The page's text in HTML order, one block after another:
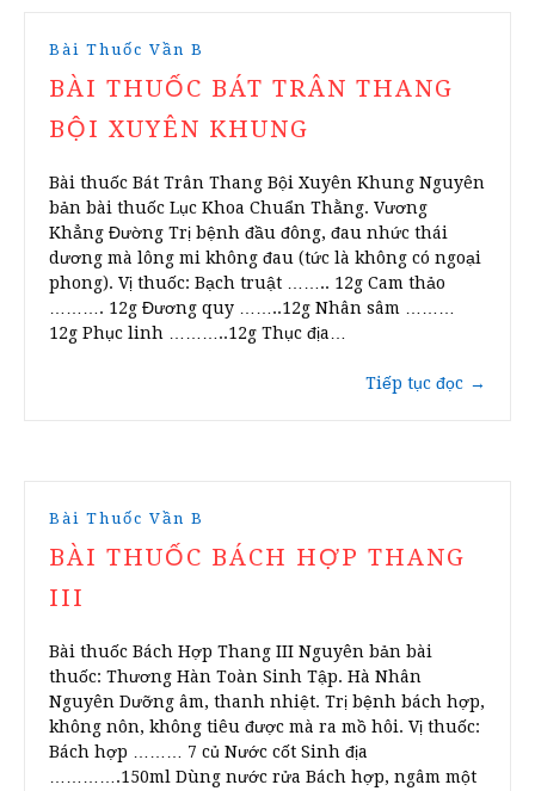
Bài Thuốc Vần B
BÀI THUỐC BÁT TRÂN THANG
BỘI XUYÊN KHUNG
Bài thuốc Bát Trân Thang Bội Xuyên Khung Nguyên
bản bài thuốc Lục Khoa Chuẩn Thằng. Vương
Khẳng Đường Trị bệnh đầu đông, đau nhức thái
dương mà lông mi không đau (tức là không có ngoại
phong). Vị thuốc: Bạch truật …….. 12g Cam thảo
………. 12g Đương quy ……..12g Nhân sâm ………
12g Phục linh ………..12g Thục địa…
Tiếp tục đọc →
Bài Thuốc Vần B
BÀI THUỐC BÁCH HỢP THANG
III
Bài thuốc Bách Hợp Thang III Nguyên bản bài
thuốc: Thương Hàn Toàn Sinh Tập. Hà Nhân
Nguyên Dưỡng âm, thanh nhiệt. Trị bệnh bách hợp,
không nôn, không tiêu được mà ra mồ hôi. Vị thuốc:
Bách hợp ……… 7 củ Nước cốt Sinh địa
………….150ml Dùng nước rửa Bách hợp, ngâm một